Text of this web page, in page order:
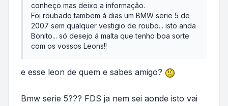
conheço mas deixo a informação.
Foi roubado tambem á dias um BMW serie 5 de
2007 sem qualquer vestigio de roubo... isto anda
Bonito... só desejo á malta que tenho boa sorte
com os vossos Leons!!
e esse leon de quem e sabes amigo?
Bmw serie 5??? FDS ja nem sei aonde isto vai